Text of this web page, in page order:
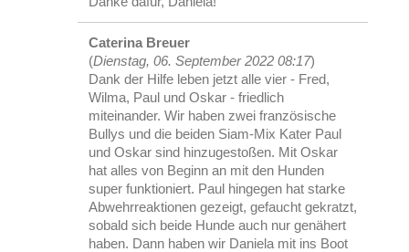
Caterina Breuer
(Dienstag, 06. September 2022 08:17)
Dank der Hilfe leben jetzt alle vier - Fred,
Wilma, Paul und Oskar - friedlich
miteinander. Wir haben zwei französische
Bullys und die beiden Siam-Mix Kater Paul
und Oskar sind hinzugestoßen. Mit Oskar
hat alles von Beginn an mit den Hunden
super funktioniert. Paul hingegen hat starke
Abwehrreaktionen gezeigt, gefaucht gekratzt,
sobald sich beide Hunde auch nur genähert
haben. Dann haben wir Daniela mit ins Boot